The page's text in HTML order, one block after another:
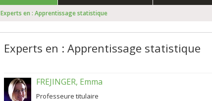
Experts en : Apprentissage statistique
Experts en : Apprentissage statistique
FREJINGER, Emma
Professeure titulaire